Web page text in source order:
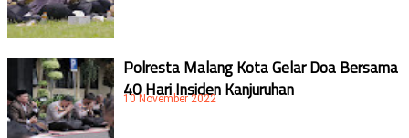
Polresta Malang Kota Gelar Doa Bersama
40 Hari Insiden Kanjuruhan
10 November 2022